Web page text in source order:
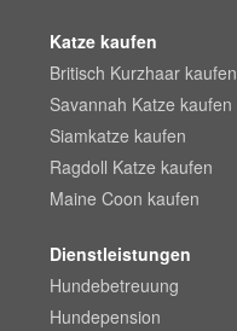
Katze kaufen
Britisch Kurzhaar kaufen
Savannah Katze kaufen
Siamkatze kaufen
Ragdoll Katze kaufen
Maine Coon kaufen
Dienstleistungen
Hundebetreuung
Hundepension